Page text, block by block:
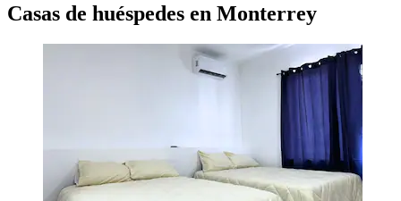
Casas de huéspedes en Monterrey